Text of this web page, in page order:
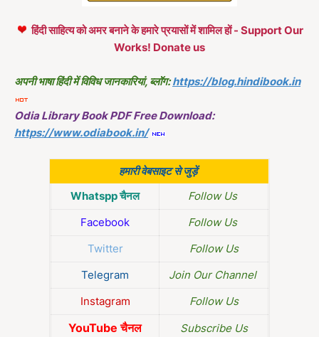
हिंदी साहित्य को अमर बनाने के हमारे प्रयासों में शामिल हों - Support Our
Works! Donate us
अपनी भाषा हिंदी में विविध जानकारियां, ब्लॉग: https://blog.hindibook.in
Odia Library Book PDF Free Download:
https://www.odiabook.in/
हमारी वेबसाइट से जुड़ें
Whatspp चैनल
Follow Us
Facebook
Follow Us
Twitter
Follow Us
Telegram
Join Our Channel
Instagram
Follow Us
YouTube चैनल Subscribe Us